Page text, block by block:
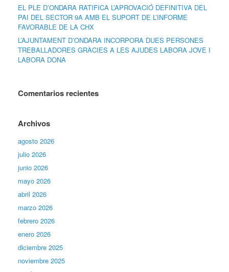
EL PLE D’ONDARA RATIFICA L’APROVACIÓ DEFINITIVA DEL
PAI DEL SECTOR 9A AMB EL SUPORT DE L’INFORME
FAVORABLE DE LA CHX
L’AJUNTAMENT D’ONDARA INCORPORA DUES PERSONES
TREBALLADORES GRÀCIES A LES AJUDES LABORA JOVE I
LABORA DONA
Comentarios recientes
Archivos
agosto 2026
julio 2026
junio 2026
mayo 2026
abril 2026
marzo 2026
febrero 2026
enero 2026
diciembre 2025
noviembre 2025